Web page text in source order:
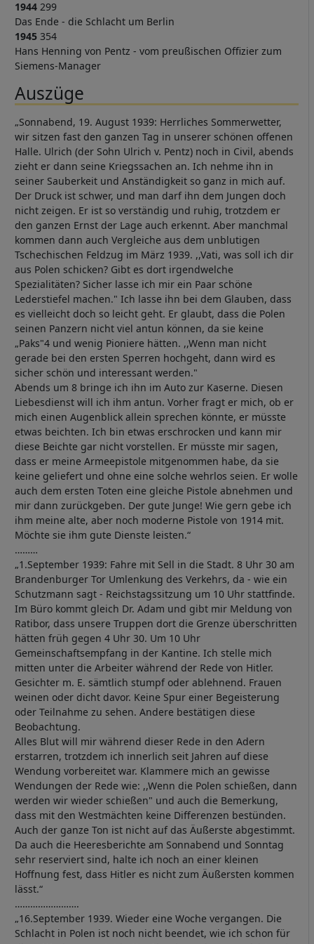
1944 299
Das Ende - die Schlacht um Berlin
1945 354
Hans Henning von Pentz - vom preußischen Offizier zum
Siemens-Manager
Auszüge
„Sonnabend, 19. August 1939: Herrliches Sommerwetter,
wir sitzen fast den ganzen Tag in unserer schönen offenen
Halle. Ulrich (der Sohn Ulrich v. Pentz) noch in Civil, abends
zieht er dann seine Kriegssachen an. Ich nehme ihn in
seiner Sauberkeit und Anständigkeit so ganz in mich auf.
Der Druck ist schwer, und man darf ihn dem Jungen doch
nicht zeigen. Er ist so verständig und ruhig, trotzdem er
den ganzen Ernst der Lage auch erkennt. Aber manchmal
kommen dann auch Vergleiche aus dem unblutigen
Tschechischen Feldzug im März 1939. ,,Vati, was soll ich dir
aus Polen schicken? Gibt es dort irgendwelche
Spezialitäten? Sicher lasse ich mir ein Paar schöne
Lederstiefel machen." Ich lasse ihn bei dem Glauben, dass
es vielleicht doch so leicht geht. Er glaubt, dass die Polen
seinen Panzern nicht viel antun können, da sie keine
„Paks"4 und wenig Pioniere hätten. ,,Wenn man nicht
gerade bei den ersten Sperren hochgeht, dann wird es
sicher schön und interessant werden."
Abends um 8 bringe ich ihn im Auto zur Kaserne. Diesen
Liebesdienst will ich ihm antun. Vorher fragt er mich, ob er
mich einen Augenblick allein sprechen könnte, er müsste
etwas beichten. Ich bin etwas erschrocken und kann mir
diese Beichte gar nicht vorstellen. Er müsste mir sagen,
dass er meine Armeepistole mitgenommen habe, da sie
keine geliefert und ohne eine solche wehrlos seien. Er wolle
auch dem ersten Toten eine gleiche Pistole abnehmen und
mir dann zurückgeben. Der gute Junge! Wie gern gebe ich
ihm meine alte, aber noch moderne Pistole von 1914 mit.
Möchte sie ihm gute Dienste leisten.“
………
„1.September 1939: Fahre mit Sell in die Stadt. 8 Uhr 30 am
Brandenburger Tor Umlenkung des Verkehrs, da - wie ein
Schutzmann sagt - Reichstagssitzung um 10 Uhr stattfinde.
Im Büro kommt gleich Dr. Adam und gibt mir Meldung von
Ratibor, dass unsere Truppen dort die Grenze überschritten
hätten früh gegen 4 Uhr 30. Um 10 Uhr
Gemeinschaftsempfang in der Kantine. Ich stelle mich
mitten unter die Arbeiter während der Rede von Hitler.
Gesichter m. E. sämtlich stumpf oder ablehnend. Frauen
weinen oder dicht davor. Keine Spur einer Begeisterung
oder Teilnahme zu sehen. Andere bestätigen diese
Beobachtung.
Alles Blut will mir während dieser Rede in den Adern
erstarren, trotzdem ich innerlich seit Jahren auf diese
Wendung vorbereitet war. Klammere mich an gewisse
Wendungen der Rede wie: ,,Wenn die Polen schießen, dann
werden wir wieder schießen" und auch die Bemerkung,
dass mit den Westmächten keine Differenzen bestünden.
Auch der ganze Ton ist nicht auf das Äußerste abgestimmt.
Da auch die Heeresberichte am Sonnabend und Sonntag
sehr reserviert sind, halte ich noch an einer kleinen
Hoffnung fest, dass Hitler es nicht zum Äußersten kommen
lässt.“
…………………….
„16.September 1939. Wieder eine Woche vergangen. Die
Schlacht in Polen ist noch nicht beendet, wie ich schon für